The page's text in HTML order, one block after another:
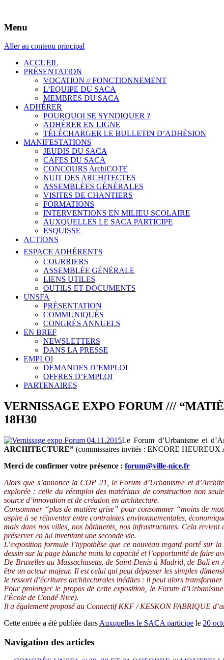
Le SACA
Menu
Aller au contenu principal
ACCUEIL
PRÉSENTATION
VOCATION // FONCTIONNEMENT
L’EQUIPE DU SACA
MEMBRES DU SACA
ADHÉRER
POURQUOI SE SYNDIQUER ?
ADHÉRER EN LIGNE
TÉLÉCHARGER LE BULLETIN D’ADHÉSION
MANIFESTATIONS
JEUDIS DU SACA
CAFES DU SACA
CONCOURS ArchiCOTE
NUIT DES ARCHITECTES
ASSEMBLÉES GÉNÉRALES
VISITES DE CHANTIERS
FORMATIONS
INTERVENTIONS EN MILIEU SCOLAIRE
AUXQUELLES LE SACA PARTICIPE
ESQUISSE
ACTIONS
ESPACE ADHÉRENTS
COURRIERS
ASSEMBLÉE GÉNÉRALE
LIENS UTILES
OUTILS ET DOCUMENTS
UNSFA
PRÉSENTATION
COMMUNIQUÉS
CONGRÈS ANNUELS
EN BREF
NEWSLETTERS
DANS LA PRESSE
EMPLOI
DEMANDES D’EMPLOI
OFFRES D’EMPLOI
PARTENAIRES
VERNISSAGE EXPO FORUM ///
18H30
Le Forum d’Urbanisme et
ARCHITECTURE” (commissaires invités : ENCORE HEUREUX
Merci de confirmer votre présence : forum@ville-nice.fr
Alors que s’annonce la COP 21, le Forum d’Urbanisme et
explorée : celle du réemploi des matériaux de construction non
source d’innovation et de création en architecture.
Consommer “plus de matière grise” pour consommer “moins de
aspire à se réinventer entre contraintes environnementales,
mais dans nos villes, nos bâtiments, nos infrastructures. Cela
préserver en lui inventant une seconde vie.
L’exposition formule l’hypothèse que ce nouveau regard porté sur
dessin sur la page blanche mais la capacité et l’opportunité de faire
De Bruxelles au Massachusetts, de Saint-Denis à Madrid, de Bali en
être un acteur majeur. Il est celui qui peut dépasser les simples
le ressort d’écritures architecturales inédites : il peut alors
Pour prolonger le propos de cette exposition, le Forum
l’École de Condé Nice).
Il a également proposé au Connectif KKF / KESKON FABRIQUE
Cette entrée a été publiée dans Auxquelles le SACA participe le 20
Navigation des articles